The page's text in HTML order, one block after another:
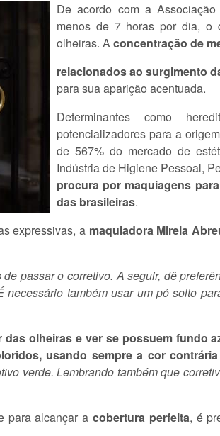
De acordo com a
menos de 7 horas por dia, o
olheiras. Aconcentração de
relacionados ao surgimento
para sua aparição acentuada.
Determinantes como
potencializadores para a
de 567% do mercado de
Indústria de Higiene Pessoal,
procura por maquiagens
das brasileiras.
expressivas, a maquiadora Mirela
passar o corretivo. A seguir, dê
necessário também usar um pó solto
das olheiras e ver se possuem fundo
usando sempre a cor
verde. Lembrando também que
para alcançar a cobertura perfeita, é